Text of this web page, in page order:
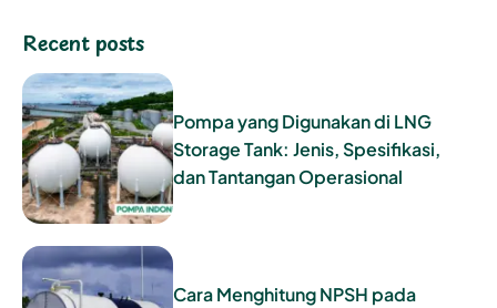
Recent posts
Pompa yang Digunakan di LNG
Storage Tank: Jenis, Spesifikasi,
dan Tantangan Operasional
Cara Menghitung NPSH pada